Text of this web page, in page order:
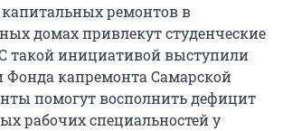
ремонтов в
домах привлекут студенческие
такой инициативой выступили
Фонда капремонта Самарской
помогут восполнить дефицит
рабочих специальностей у